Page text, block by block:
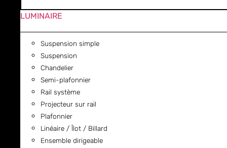
LUMINAIRE
Suspension simple
Suspension
Chandelier
Semi-plafonnier
Rail système
Projecteur sur rail
Plafonnier
Linéaire / Îlot / Billard
Ensemble dirigeable